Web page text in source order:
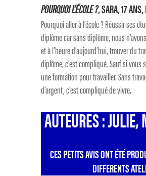
POURQUOI L’ÉCOLE ?, SARA, 17 ANS,
Pourquoi aller à l’école ? Réussir ses
diplôme car sans diplôme, nous
et à l’heure d’aujourd’hui, trouver du
diplôme, c’est compliqué. Sauf si vous
une formation pour travailler. Sans
d’argent, c’est compliqué de vivre.
AUTEURES :
CES PETITS AVIS ONT ÉTÉ
DIFFERENTS